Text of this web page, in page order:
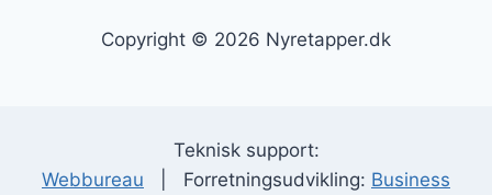
Copyright © 2026 Nyretapper.dk
Teknisk support:
Webbureau | Forretningsudvikling: Business